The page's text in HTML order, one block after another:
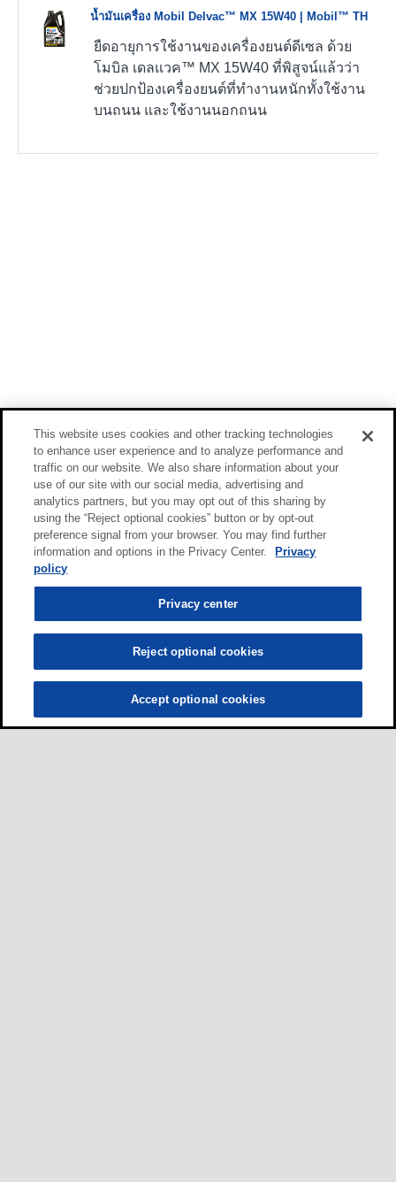
น้ำมันเครื่อง Mobil Delvac™ MX 15W40 | Mobil™ TH
ยืดอายุการใช้งานของเครื่องยนต์ดีเซล ด้วย
โมบิล เดลแวค™ MX 15W40 ที่พิสูจน์แล้วว่า
ช่วยปกป้องเครื่องยนต์ที่ทำงานหนักทั้งใช้งาน
บนถนน และใช้งานนอกถนน
This website uses cookies and other tracking technologies
to enhance user experience and to analyze performance and
traffic on our website. We also share information about your
use of our site with our social media, advertising and
analytics partners, but you may opt out of this sharing by
using the “Reject optional cookies” button or by opt-out
preference signal from your browser. You may find further
information and options in the Privacy Center.
Privacy
policy
Privacy center
Reject optional cookies
Accept optional cookies